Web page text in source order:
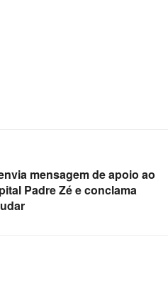
mensagem de apoio ao
Padre Zé e conclama